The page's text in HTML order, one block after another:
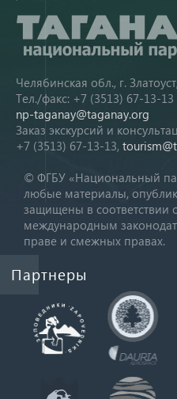
Челябинская обл., г.
Тел./факс: +7 (3513) 67-13-
np-taganay@taganay.org
Заказ экскурсий и
+7 (3513) 67-13-13,
© ФГБУ «Национальный
любые материалы,
защищены в соответствии
международным
праве и смежных правах.
Партнеры